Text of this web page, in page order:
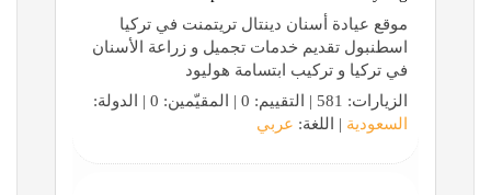
موقع عيادة أسنان دينتال تريتمنت في تركيا
اسطنبول تقديم خدمات تجميل و زراعة الأسنان
في تركيا و تركيب ابتسامة هوليود
الزيارات: 581 | التقييم: 0 | المقيّمين: 0 | الدولة:
السعودية | اللغة: عربي